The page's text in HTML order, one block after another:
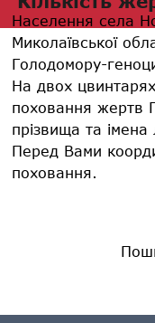
Населення села
Миколаївської
Голодомору-
На двох
поховання жертв
прізвища та
Перед Вами
поховання.